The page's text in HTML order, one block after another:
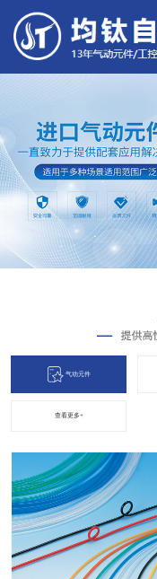
气动元件
查看更多+